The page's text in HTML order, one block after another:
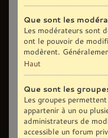
Que sont les
Les modérateurs sont
ont le pouvoir de
modèrent.
Haut
Que sont les
Les groupes
appartenir à un ou
administrateurs de
accessible un forum